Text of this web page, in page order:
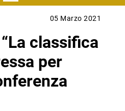
05 Marzo 2021
classifica
per